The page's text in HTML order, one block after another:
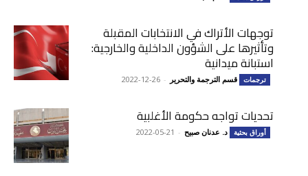
توجهات الأتراك في الانتخابات المقبلة
وتأثيرها على الشؤون الداخلية والخارجية:
استبانة ميدانية
ترجمات قسم الترجمة والتحرير -
2022-12-26
تحديات تواجه حكومة الأغلبية
أوراق بحثية د. عدنان صبيح -
2022-05-21